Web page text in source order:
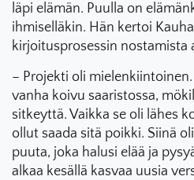
läpi elämän. Puulla on
ihmiselläkin. Hän kertoi
kirjoitusprosessin nostamista
– Projekti oli
vanha koivu saaristossa,
sitkeyttä. Vaikka se oli lähes
ollut saada sitä poikki. Siinä
puuta, joka halusi elää ja
alkaa kesällä kasvaa uusia